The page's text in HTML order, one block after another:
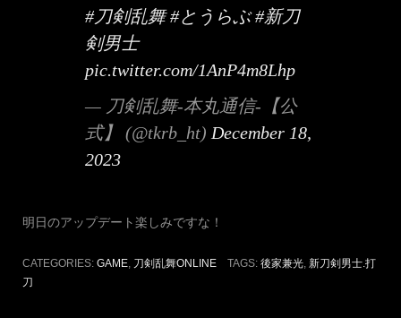
#刀剣乱舞 #とうらぶ #新刀
剣男士
pic.twitter.com/1AnP4m8Lhp
— 刀剣乱舞-本丸通信-【公
式】 (@tkrb_ht) December 18,
2023
明日のアップデート楽しみですな！
CATEGORIES: GAME 刀剣乱舞ONLINE TAGS: 後家兼光, 新刀剣男士.打
刀